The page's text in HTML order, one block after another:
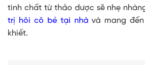
tinh chất từ thảo dược sẽ nhẹ
trị hôi cô bé tại nhà và mang
khiết.